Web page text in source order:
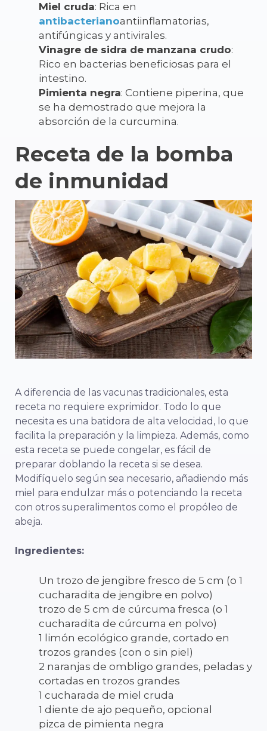
Miel cruda: Rica en
antibacterianoantiinflamatorias,
antifúngicas y antivirales.
Vinagre de sidra de manzana crudo:
Rico en bacterias beneficiosas para el
intestino.
Pimienta negra: Contiene piperina, que
se ha demostrado que mejora la
absorción de la curcumina.
Receta de la bomba
de inmunidad
A diferencia de las vacunas tradicionales, esta
receta no requiere exprimidor. Todo lo que
necesita es una batidora de alta velocidad, lo que
facilita la preparación y la limpieza. Además, como
esta receta se puede congelar, es fácil de
preparar doblando la receta si se desea.
Modifíquelo según sea necesario, añadiendo más
miel para endulzar más o potenciando la receta
con otros superalimentos como el propóleo de
abeja.
Ingredientes:
Un trozo de jengibre fresco de 5 cm (o 1
cucharadita de jengibre en polvo)
trozo de 5 cm de cúrcuma fresca (o 1
cucharadita de cúrcuma en polvo)
1 limón ecológico grande, cortado en
trozos grandes (con o sin piel)
2 naranjas de ombligo grandes, peladas y
cortadas en trozos grandes
1 cucharada de miel cruda
1 diente de ajo pequeño, opcional
pizca de pimienta negra